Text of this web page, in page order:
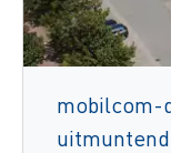
mobilcom-